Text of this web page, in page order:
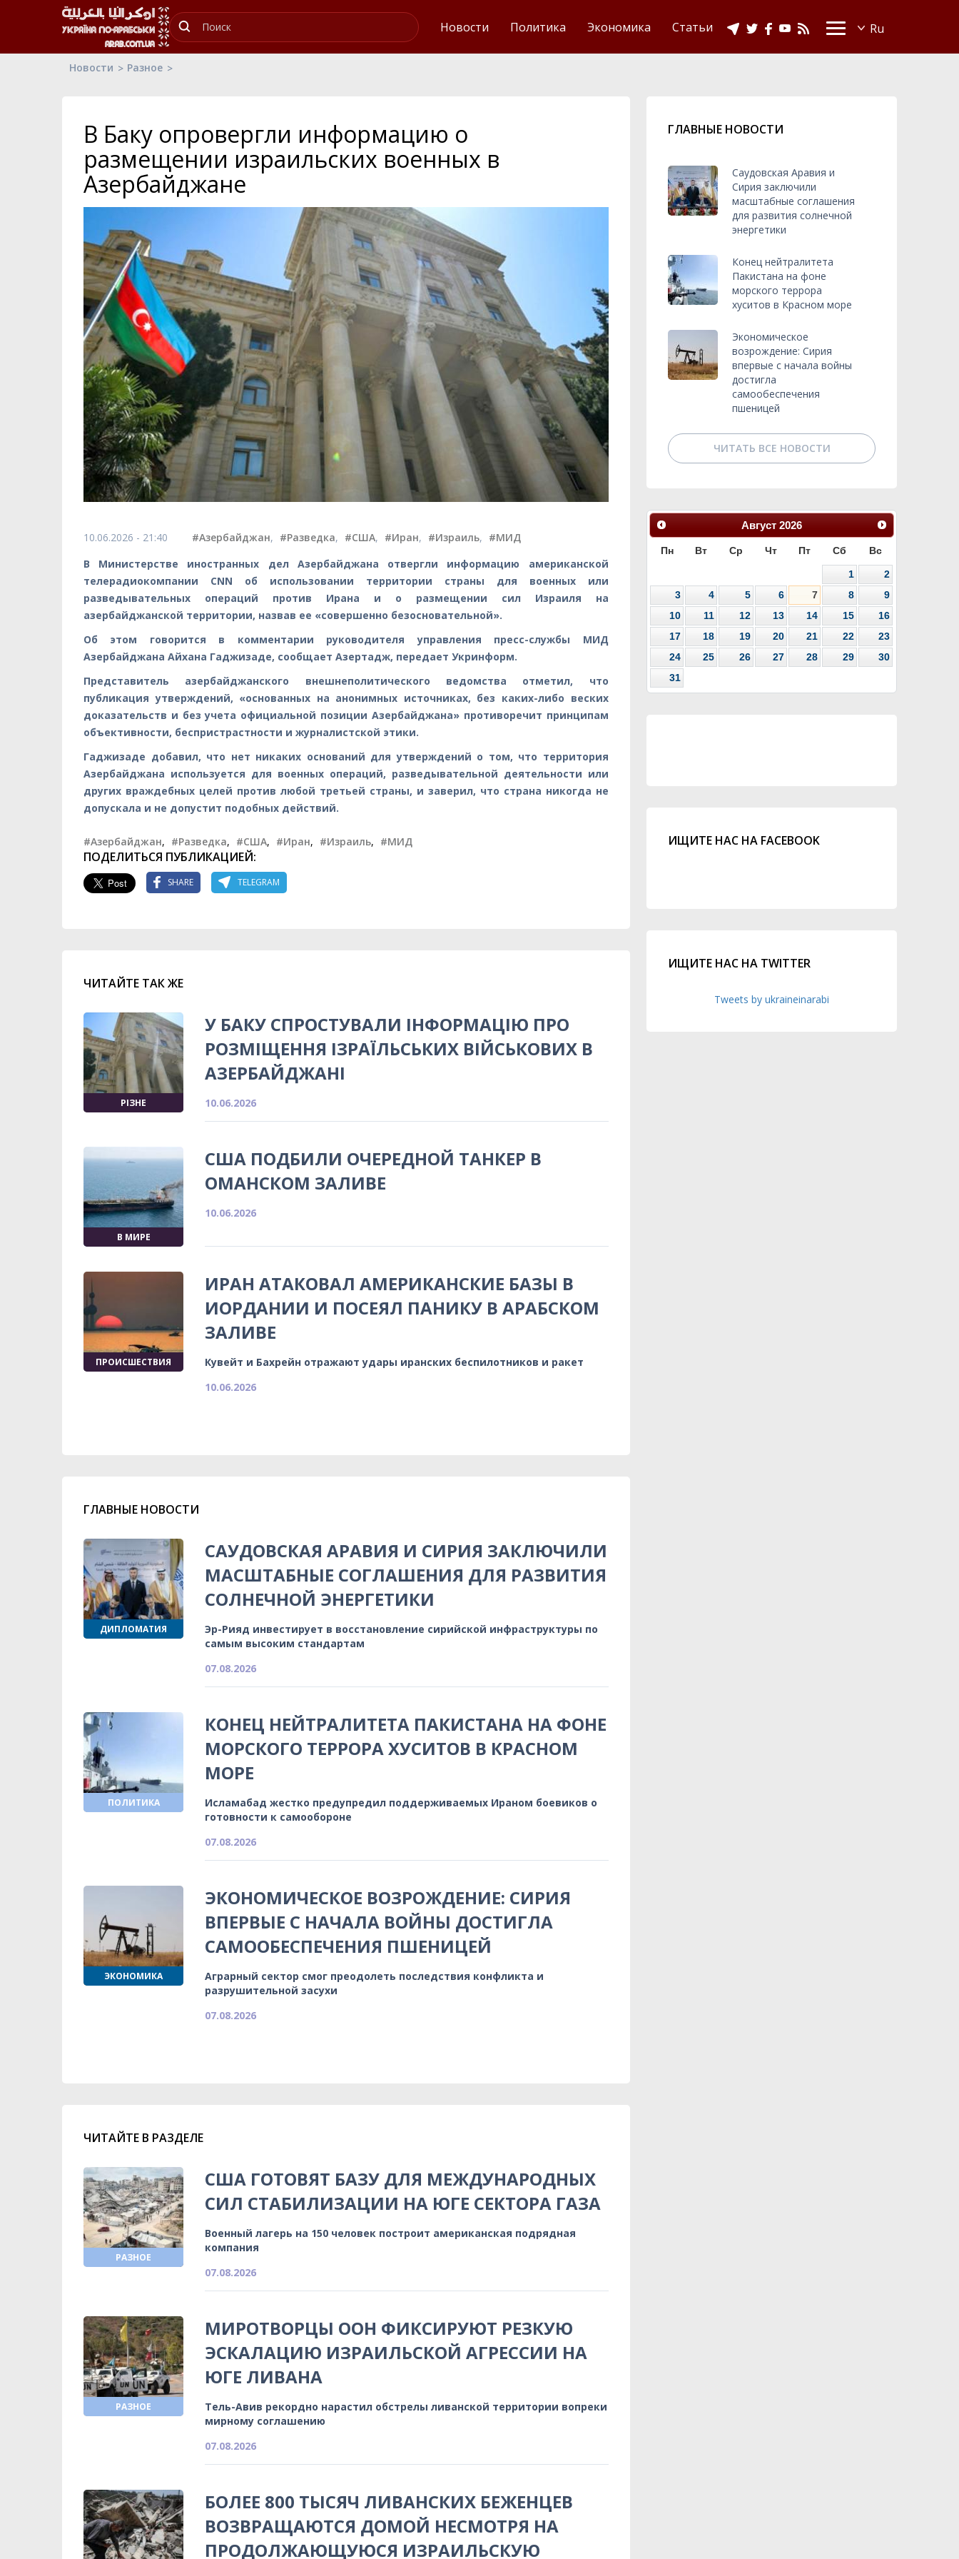
Новости Политика Экономика Статьи
Новости Разное
В Баку опровергли информацию о
размещении израильских военных в
Азербайджане
10.06.2026 - 21:40 #Азербайджан, #Разведка, #США, #Иран, #Израиль, #МИД
В Министерстве иностранных дел Азербайджана отвергли информацию американской
телерадиокомпании CNN об использовании территории страны для военных или
разведывательных операций против Ирана и о размещении сил Израиля на
азербайджанской территории, назвав ее «совершенно безосновательной».
Об этом говорится в комментарии руководителя управления пресс-службы МИД
Азербайджана Айхана Гаджизаде, сообщает Азертадж, передает Укринформ.
Представитель азербайджанского внешнеполитического ведомства отметил, что
публикация утверждений, «основанных на анонимных источниках, без каких-либо веских
доказательств и без учета официальной позиции Азербайджана» противоречит принципам
объективности, беспристрастности и журналистской этики.
Гаджизаде добавил, что нет никаких оснований для утверждений о том, что территория
Азербайджана используется для военных операций, разведывательной деятельности или
других враждебных целей против любой третьей страны, и заверил, что страна никогда не
допускала и не допустит подобных действий.
#Азербайджан, #Разведка, #США, #Иран, #Израиль, #МИД
ПОДЕЛИТЬСЯ ПУБЛИКАЦИЕЙ:
SHARE TELEGRAM
ЧИТАЙТЕ ТАК ЖЕ
РІЗНЕ
У БАКУ СПРОСТУВАЛИ ІНФОРМАЦІЮ ПРО
РОЗМІЩЕННЯ ІЗРАЇЛЬСЬКИХ ВІЙСЬКОВИХ В
АЗЕРБАЙДЖАНІ
10.06.2026
В МИРЕ
США ПОДБИЛИ ОЧЕРЕДНОЙ ТАНКЕР В
ОМАНСКОМ ЗАЛИВЕ
10.06.2026
ПРОИСШЕСТВИЯ
ИРАН АТАКОВАЛ АМЕРИКАНСКИЕ БАЗЫ В
ИОРДАНИИ И ПОСЕЯЛ ПАНИКУ В АРАБСКОМ
ЗАЛИВЕ
Кувейт и Бахрейн отражают удары иранских беспилотников и ракет
10.06.2026
ГЛАВНЫЕ НОВОСТИ
ДИПЛОМАТИЯ
САУДОВСКАЯ АРАВИЯ И СИРИЯ ЗАКЛЮЧИЛИ
МАСШТАБНЫЕ СОГЛАШЕНИЯ ДЛЯ РАЗВИТИЯ
СОЛНЕЧНОЙ ЭНЕРГЕТИКИ
Эр-Рияд инвестирует в восстановление сирийской инфраструктуры по
самым высоким стандартам
07.08.2026
ПОЛИТИКА
КОНЕЦ НЕЙТРАЛИТЕТА ПАКИСТАНА НА ФОНЕ
МОРСКОГО ТЕРРОРА ХУСИТОВ В КРАСНОМ
МОРЕ
Исламабад жестко предупредил поддерживаемых Ираном боевиков о
готовности к самообороне
07.08.2026
ЭКОНОМИКА
ЭКОНОМИЧЕСКОЕ ВОЗРОЖДЕНИЕ: СИРИЯ
ВПЕРВЫЕ С НАЧАЛА ВОЙНЫ ДОСТИГЛА
САМООБЕСПЕЧЕНИЯ ПШЕНИЦЕЙ
Аграрный сектор смог преодолеть последствия конфликта и
разрушительной засухи
07.08.2026
ЧИТАЙТЕ В РАЗДЕЛЕ
РАЗНОЕ
США ГОТОВЯТ БАЗУ ДЛЯ МЕЖДУНАРОДНЫХ
СИЛ СТАБИЛИЗАЦИИ НА ЮГЕ СЕКТОРА ГАЗА
Военный лагерь на 150 человек построит американская подрядная
компания
07.08.2026
РАЗНОЕ
МИРОТВОРЦЫ ООН ФИКСИРУЮТ РЕЗКУЮ
ЭСКАЛАЦИЮ ИЗРАИЛЬСКОЙ АГРЕССИИ НА
ЮГЕ ЛИВАНА
Тель-Авив рекордно нарастил обстрелы ливанской территории вопреки
мирному соглашению
07.08.2026
БОЛЕЕ 800 ТЫСЯЧ ЛИВАНСКИХ БЕЖЕНЦЕВ
ВОЗВРАЩАЮТСЯ ДОМОЙ НЕСМОТРЯ НА
ПРОДОЛЖАЮЩУЮСЯ ИЗРАИЛЬСКУЮ
ГЛАВНЫЕ НОВОСТИ
Саудовская Аравия и
Сирия заключили
масштабные соглашения
для развития солнечной
энергетики
Конец нейтралитета
Пакистана на фоне
морского террора
хуситов в Красном море
Экономическое
возрождение: Сирия
впервые с начала войны
достигла
самообеспечения
пшеницей
ЧИТАТЬ ВСЕ НОВОСТИ
Август 2026
Пн Вт Ср Чт Пт Сб Вс
1
2
3
4 5 6 7 8
9
10
11 12 13 14 15
16
17
18 19 20 21 22
23
24
25 26 27 28 29
30
31
ИЩИТЕ НАС НА FACEBOOK
ИЩИТЕ НАС НА TWITTER
Tweets by ukraineinarabi